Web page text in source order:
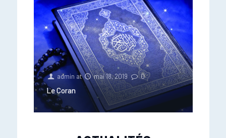
admin at mai 18, 2019 0
Le Coran